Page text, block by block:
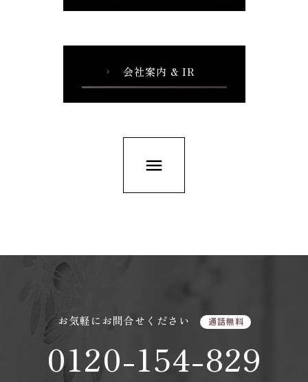
chevron_right 会社案内 & IR
menu
お気軽にお問合せください 通話無料
0120-154-829